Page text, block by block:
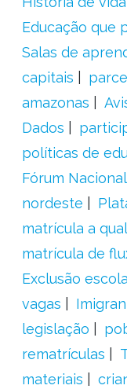
Educação que
Salas de
capitais
amazonas
Dados
políticas de
Fórum
nordeste
matrícula a
matrícula de
Exclusão
vagas
legislação
rematrículas
materiais